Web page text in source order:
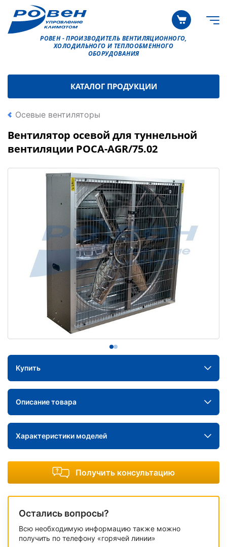
РОВЕН - ПРОИЗВОДИТЕЛЬ ВЕНТИЛЯЦИОННОГО,
ХОЛОДИЛЬНОГО И ТЕПЛООБМЕННОГО
ОБОРУДОВАНИЯ
КАТАЛОГ ПРОДУКЦИИ
Осевые вентиляторы
Вентилятор осевой для туннельной
вентиляции РОСА-AGR/75.02
Купить
Описание товара
Характеристики моделей
Получить консультацию
Остались вопросы?
Всю необходимую информацию также можно
получить по телефону «горячей линии»